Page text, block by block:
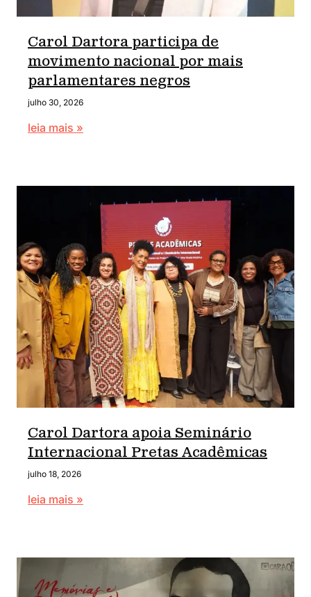
Carol Dartora participa de
movimento nacional por mais
parlamentares negros
julho 30, 2026
leia mais »
Carol Dartora apoia Seminário
Internacional Pretas Acadêmicas
julho 18, 2026
leia mais »